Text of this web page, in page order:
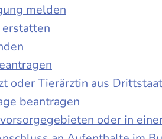
melden
oder Tierärztin aus
beantragen
oder in